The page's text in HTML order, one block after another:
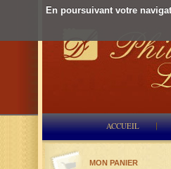
En poursuivant votre
ACCUEIL
MON PANIER